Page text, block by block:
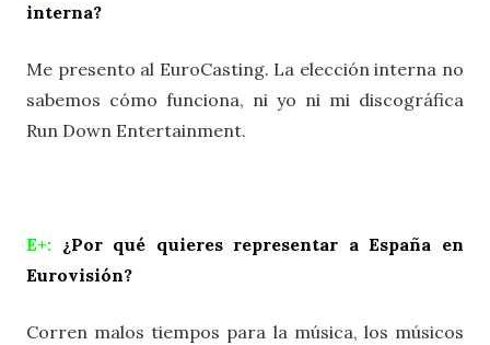
interna?
Me presento al EuroCasting. La elección interna no
sabemos cómo funciona, ni yo ni mi discográfica
Run Down Entertainment.
E+: ¿Por qué quieres representar a España en
Eurovisión?
Corren malos tiempos para la música, los músicos